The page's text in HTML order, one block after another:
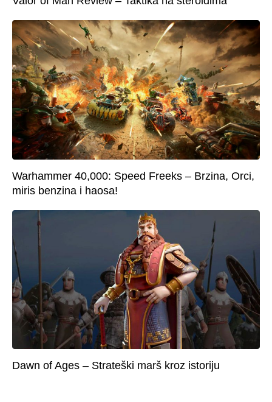
Warhammer 40,000: Speed Freeks – Brzina, Orci,
miris benzina i haosa!
Dawn of Ages – Strateški marš kroz istoriju